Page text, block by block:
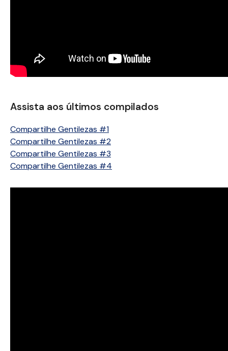
Assista aos últimos compilados
Compartilhe Gentilezas #1
Compartilhe Gentilezas #2
Compartilhe Gentilezas #3
Compartilhe Gentilezas #4